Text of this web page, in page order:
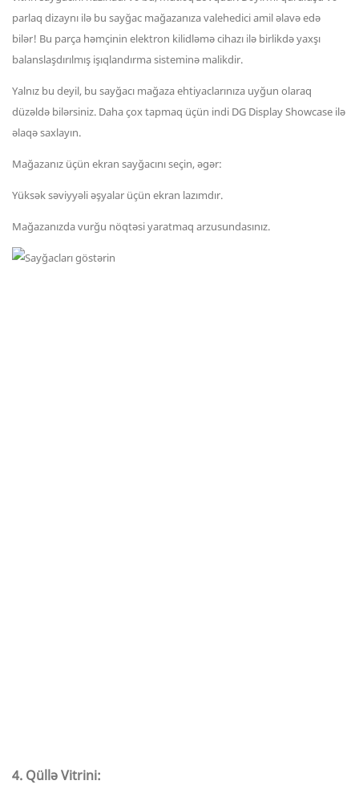
parlaq dizaynı ilə bu sayğac mağazanıza valehedici amil əlavə edə
bilər! Bu parça həmçinin elektron kilidləmə cihazı ilə birlikdə yaxşı
balanslaşdırılmış işıqlandırma sisteminə malikdir.
Yalnız bu deyil, bu sayğacı mağaza ehtiyaclarınıza uyğun olaraq
düzəldə bilərsiniz. Daha çox tapmaq üçün indi DG Display Showcase ilə
əlaqə saxlayın.
Mağazanız üçün ekran sayğacını seçin, əgər:
Yüksək səviyyəli əşyalar üçün ekran lazımdır.
Mağazanızda vurğu nöqtəsi yaratmaq arzusundasınız.
4. Qüllə Vitrini: